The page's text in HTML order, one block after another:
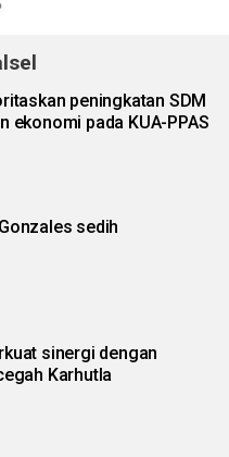
peningkatan SDM
ekonomi pada KUA-PPAS
sedih
sinergi dengan
Karhutla